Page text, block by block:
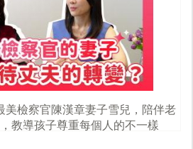
美檢察官陳漢章妻子雪兒，陪伴老
教導孩子尊重每個人的不一樣